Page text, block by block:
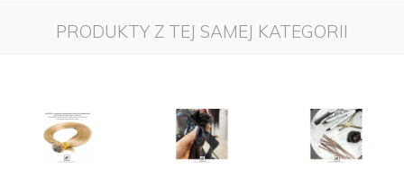
PRODUKTY Z TEJ SAMEJ KATEGORII